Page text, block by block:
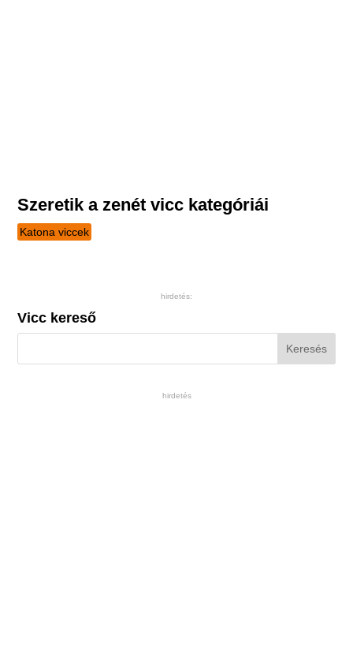
Szeretik a zenét vicc kategóriái
Katona viccek
hirdetés:
Vicc kereső
hirdetés